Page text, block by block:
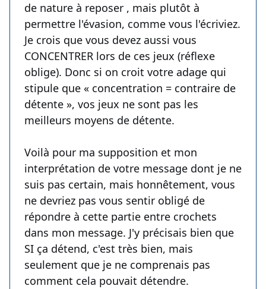
de nature à reposer , mais plutôt à
permettre l'évasion, comme vous l'écriviez.
Je crois que vous devez aussi vous
CONCENTRER lors de ces jeux (réflexe
oblige). Donc si on croit votre adage qui
stipule que « concentration = contraire de
détente », vos jeux ne sont pas les
meilleurs moyens de détente.
Voilà pour ma supposition et mon
interprétation de votre message dont je ne
suis pas certain, mais honnêtement, vous
ne devriez pas vous sentir obligé de
répondre à cette partie entre crochets
dans mon message. J'y précisais bien que
SI ça détend, c'est très bien, mais
seulement que je ne comprenais pas
comment cela pouvait détendre.